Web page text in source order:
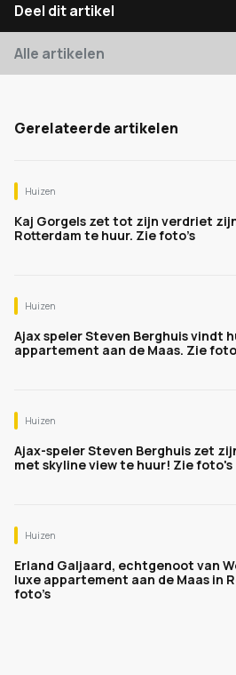
Deel dit artikel
Alle artikelen
Gerelateerde artikelen
Huizen
Kaj Gorgels zet tot zijn verdriet
Rotterdam te huur. Zie foto’s
Huizen
Ajax speler Steven Berghuis vindt
appartement aan de Maas. Zie
Huizen
Ajax-speler Steven Berghuis zet
met skyline view te huur! Zie foto's
Huizen
Erland Galjaard, echtgenoot van
luxe appartement aan de Maas in
foto’s